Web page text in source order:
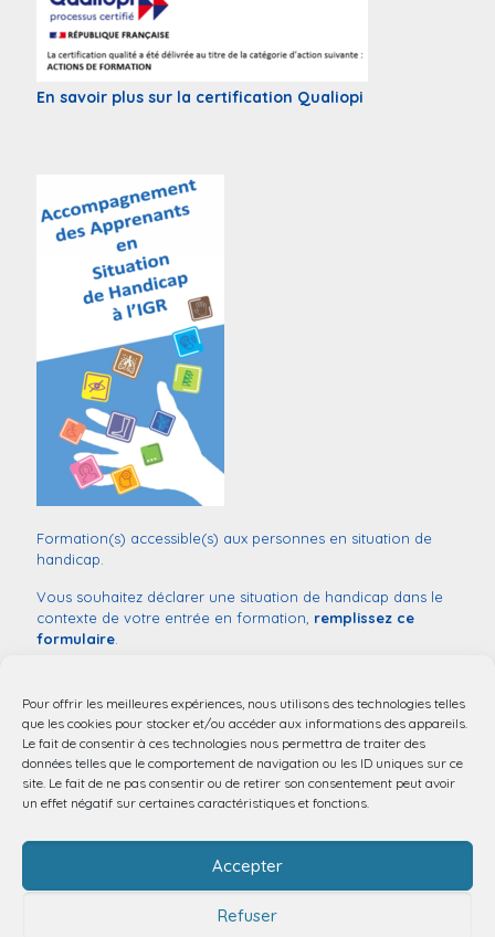
Pour offrir les meilleures expériences, nous utilisons des technologies telles
que les cookies pour stocker et/ou accéder aux informations des appareils.
Le fait de consentir à ces technologies nous permettra de traiter des
données telles que le comportement de navigation ou les ID uniques sur ce
site. Le fait de ne pas consentir ou de retirer son consentement peut avoir
un effet négatif sur certaines caractéristiques et fonctions.
Accepter
Refuser
En savoir plus sur la certification Qualiopi
Formation(s) accessible(s) aux personnes en situation de
handicap.
Vous souhaitez déclarer une situation de handicap dans le
contexte de votre entrée en formation, remplissez ce
formulaire
Référent handicap :
03 20 44 52 03
mail:handicap@chu-lille.fr
Accessibilité aux personnes à mobilité réduite.